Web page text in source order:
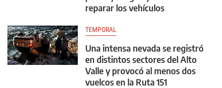
reparar los vehículos
TEMPORAL
Una intensa nevada se registró
en distintos sectores del Alto
Valle y provocó al menos dos
vuelcos en la Ruta 151